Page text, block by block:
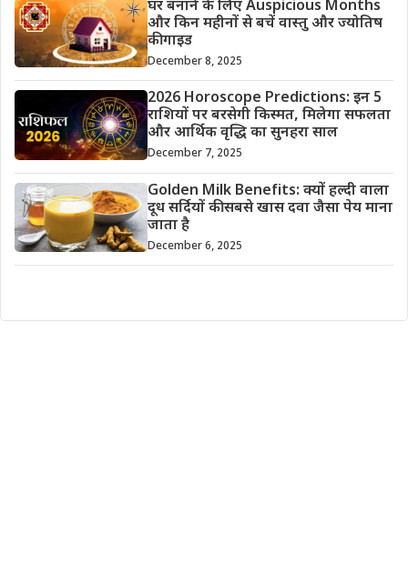
घर बनाने के लिए Auspicious Months
और किन महीनों से बचें वास्तु और ज्योतिष
की गाइड
December 8, 2025
2026 Horoscope Predictions: इन 5
राशियों पर बरसेगी किस्मत, मिलेगा सफलता
और आर्थिक वृद्धि का सुनहरा साल
December 7, 2025
Golden Milk Benefits: क्यों हल्दी वाला
दूध सर्दियों की सबसे खास दवा जैसा पेय माना
जाता है
December 6, 2025